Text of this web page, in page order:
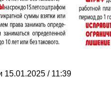
15.01.2025 / 11:39